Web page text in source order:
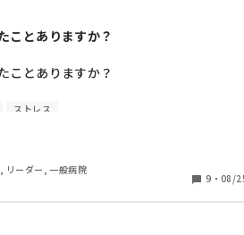
見たことはありません。あと薬局長が女性
れています。
ことありますか？
ことありますか？
て欲しいです。
ストレス
リーダー, 一般病院
9 ・ 08/